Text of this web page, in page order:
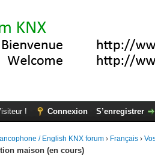
! Connexion S’enregistrer
/ English KNX forum › Français ›
maison (en cours)